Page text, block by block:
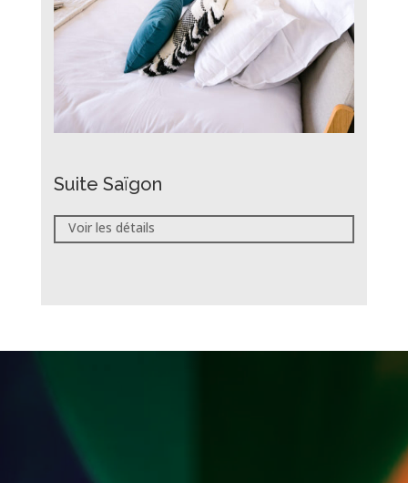
Suite Saïgon
Voir les détails